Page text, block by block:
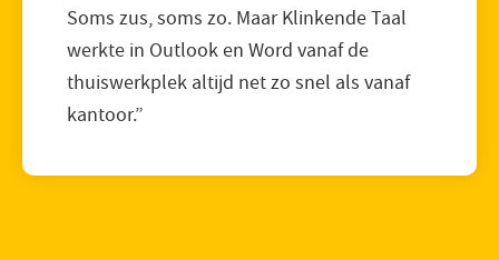
Soms zus, soms zo. Maar Klinkende Taal
werkte in Outlook en Word vanaf de
thuiswerkplek altijd net zo snel als vanaf
kantoor.”